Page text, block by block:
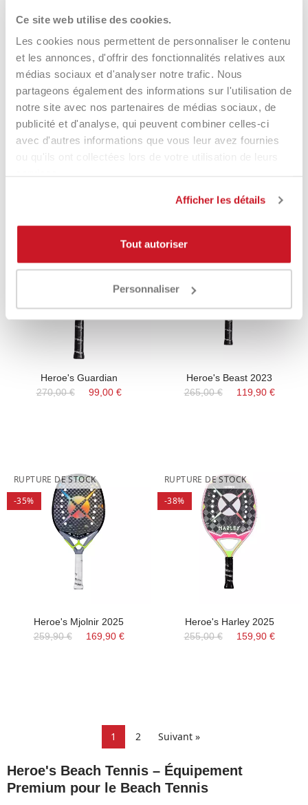
Ce site web utilise des cookies.
Les cookies nous permettent de personnaliser le contenu
et les annonces, d'offrir des fonctionnalités relatives aux
médias sociaux et d'analyser notre trafic. Nous
partageons également des informations sur l'utilisation de
notre site avec nos partenaires de médias sociaux, de
publicité et d'analyse, qui peuvent combiner celles-ci
avec d'autres informations que vous leur avez fournies
ou qu'ils ont collectées lors de votre utilisation de leurs
Afficher les détails
Tout autoriser
Personnaliser
Heroe’s ISON 2025
Heroe's Guardian
270,00 €
99,00 €
Heroe's Beast 2023
265,00 €
119,90 €
RUPTURE DE STOCK
-35%
Heroe's Mjolnir 2025
259,90 €
169,90 €
RUPTURE DE STOCK
-38%
Heroe's Harley 2025
255,00 €
159,90 €
1 2 Suivant »
Heroe's Beach Tennis – Équipement
Premium pour le Beach Tennis